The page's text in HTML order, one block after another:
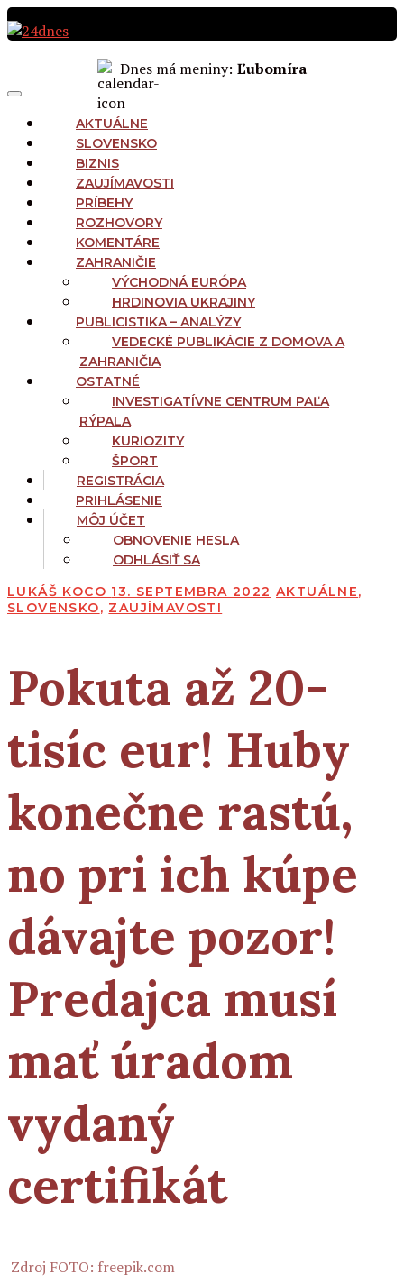
Preskočiť
na
Dnes má meniny: Ľubomíra
NAVIGATION
Menu
AKTUÁLNE
SLOVENSKO
BIZNIS
ZAUJÍMAVOSTI
PRÍBEHY
ROZHOVORY
KOMENTÁRE
ZAHRANIČIE
VÝCHODNÁ EURÓPA
HRDINOVIA UKRAJINY
PUBLICISTIKA – ANALÝZY
VEDECKÉ PUBLIKÁCIE Z DOMOVA A
ZAHRANIČIA
OSTATNÉ
INVESTIGATÍVNE CENTRUM PAĽA
RÝPALA
KURIOZITY
ŠPORT
REGISTRÁCIA
PRIHLÁSENIE
MÔJ ÚČET
OBNOVENIE HESLA
ODHLÁSIŤ SA
LUKÁŠ KOCO 13. SEPTEMBRA 2022 AKTUÁLNE,
SLOVENSKO, ZAUJÍMAVOSTI
Pokuta až 20-
tisíc eur! Huby
konečne rastú,
no pri ich kúpe
dávajte pozor!
Predajca musí
mať úradom
vydaný
certifikát
Zdroj FOTO: freepik.com